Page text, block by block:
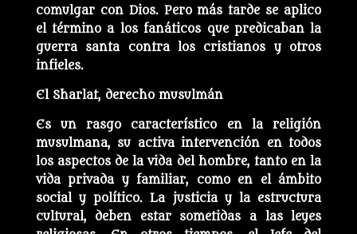
comulgar con Dios. Pero más tarde se aplico
el término a los fanáticos que predicaban la
guerra santa contra los cristianos y otros
infieles.
El Sharlat, derecho musulmán
Es un rasgo característico en la religión
musulmana, su activa intervención en todos
los aspectos de la vida del hombre, tanto en la
vida privada y familiar, como en el ámbito
social y político. La justicia y la estructura
cultural, deben estar sometidas a las leyes